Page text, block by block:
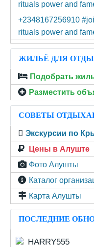
rituals power and
+2348167256910
rituals power and
ЖИЛЬЁ ДЛЯ
Подобрать
Разместить
СОВЕТЫ
Экскурсии по
Цены в Алуште
Фото Алушты
Каталог
Карта Алушты
ПОСЛЕДНИЕ
HARRY555